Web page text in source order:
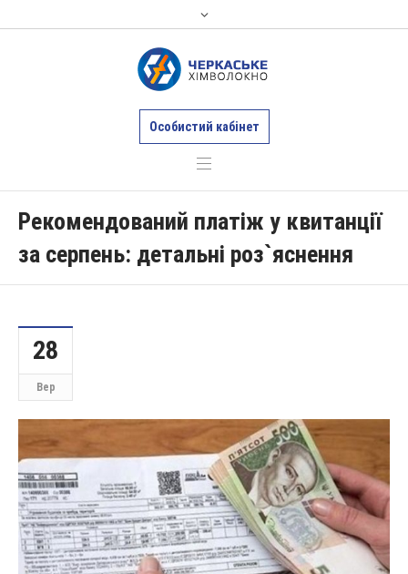
Особистий кабінет
Рекомендований платіж у квитанції
за серпень: детальні роз`яснення
28
Вер